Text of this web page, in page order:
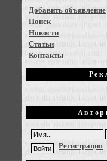
Добавить объявление
Поиск
Новости
Статьи
Контакты
Регистрация